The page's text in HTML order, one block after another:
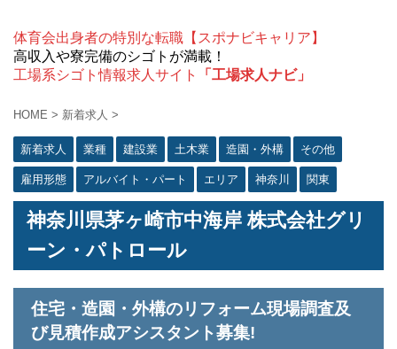
体育会出身者の特別な転職【スポナビキャリア】
高収入や寮完備のシゴトが満載！
工場系シゴト情報求人サイト
「工場求人ナビ」
HOME > 新着求人 >
新着求人 業種 建設業 土木業 造園・外構 その他
雇用形態 アルバイト・パート エリア 神奈川 関東
神奈川県茅ヶ崎市中海岸 株式会社グリ
ーン・パトロール
住宅・造園・外構のリフォーム現場調査及
び見積作成アシスタント募集!